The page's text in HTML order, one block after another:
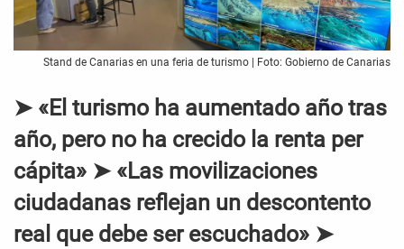
Stand de Canarias en una feria de turismo | Foto: Gobierno de Canarias
➤ «El turismo ha aumentado año tras
año, pero no ha crecido la renta per
cápita» ➤ «Las movilizaciones
ciudadanas reflejan un descontento
real que debe ser escuchado» ➤